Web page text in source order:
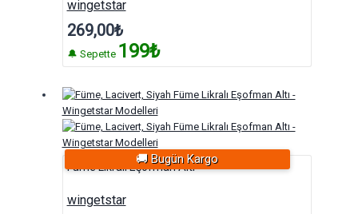
wingetstar
269,00₺
🔔 Sepette 199₺
🚚 Bugün Kargo
Füme Likralı Eşofman Altı
wingetstar